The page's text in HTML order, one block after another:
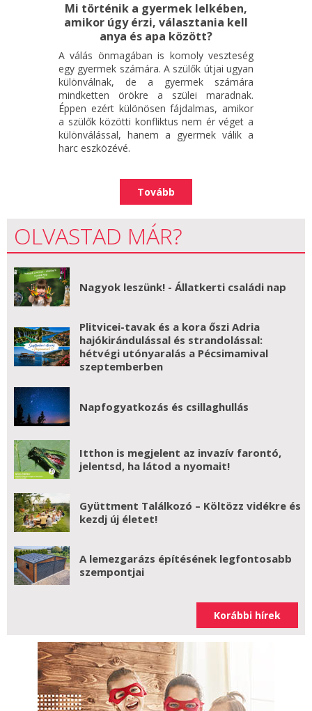
Mi történik a gyermek lelkében,
amikor úgy érzi, választania kell
anya és apa között?
A válás önmagában is komoly veszteség
egy gyermek számára. A szülők útjai ugyan
különválnak, de a gyermek számára
mindketten örökre a szülei maradnak.
Éppen ezért különösen fájdalmas, amikor
a szülők közötti konfliktus nem ér véget a
különválással, hanem a gyermek válik a
harc eszközévé.
Tovább
OLVASTAD MÁR?
Nagyok leszünk! - Állatkerti családi nap
Plitvicei-tavak és a kora őszi Adria
hajókirándulással és strandolással:
hétvégi utónyaralás a Pécsimamival
szeptemberben
Napfogyatkozás és csillaghullás
Itthon is megjelent az invazív farontó,
jelentsd, ha látod a nyomait!
Gyüttment Találkozó – Költözz vidékre és
kezdj új életet!
A lemezgarázs építésének legfontosabb
szempontjai
Korábbi hírek